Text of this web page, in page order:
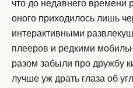
что до недавнего времени
оного приходилось лишь
интерактивными
плееров и редкими
разом забыли про дружбу
лучше уж драть глаза об